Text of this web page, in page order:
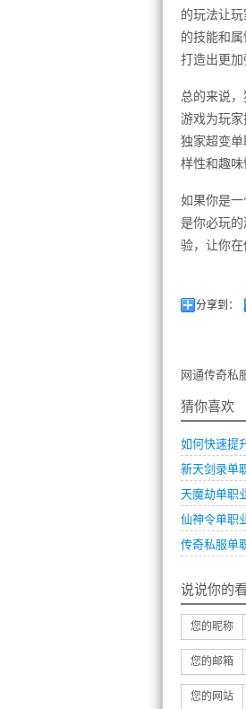
的玩法让
的技能和
打造出更加
总的来说
游戏为玩
独家超变
样性和趣味
如果你是
是你必玩
验，让你在
分享到：
网通传奇私
猜你喜欢
天魔劫单职
仙神令单职
说说你的
您的昵称
您的邮箱
您的网站